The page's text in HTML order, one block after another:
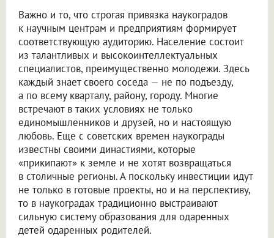
Важно и то, что строгая привязка наукоградов
к научным центрам и предприятиям формирует
соответствующую аудиторию. Население состоит
из талантливых и высокоинтеллектуальных
специалистов, преимущественно молодежи. Здесь
каждый знает своего соседа — не по подъезду,
а по всему кварталу, району, городу. Многие
встречают в таких условиях не только
единомышленников и друзей, но и настоящую
любовь. Еще с советских времен наукограды
известны своими династиями, которые
«прикипают» к земле и не хотят возвращаться
в столичные регионы. А поскольку инвестиции идут
не только в готовые проекты, но и на перспективу,
то в наукоградах традиционно выстраивают
сильную систему образования для одаренных
детей одаренных родителей.